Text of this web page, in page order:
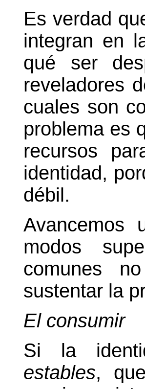
Es verdad
integran en
qué ser
reveladores
cuales son
problema es
recursos
identidad,
débil.
Avancemos
modos
comunes
sustentar la
El consumir
Si la
estables,